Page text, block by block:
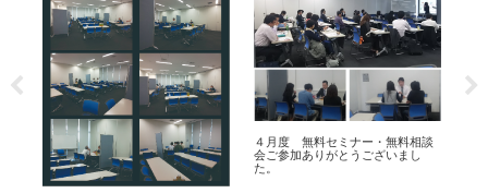
４月度 無料セミナー・無料相談
会ご参加ありがとうございまし
た。